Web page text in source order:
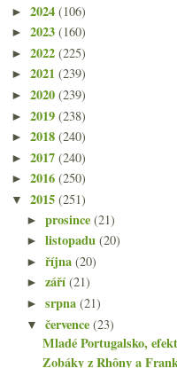
► 2024 (106)
► 2023 (160)
► 2022 (225)
► 2021 (239)
► 2020 (239)
► 2019 (238)
► 2018 (240)
► 2017 (240)
► 2016 (250)
▼ 2015 (251)
►prosince(21)
►listopadu(20)
►října(20)
►září(21)
►srpna(21)
▼července(23)
Mladé Portugalsko,
Zobáky z Rhôny a